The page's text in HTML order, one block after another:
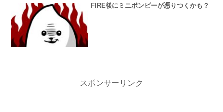
FIRE後にミニボンビーが憑りつくかも？
スポンサーリンク